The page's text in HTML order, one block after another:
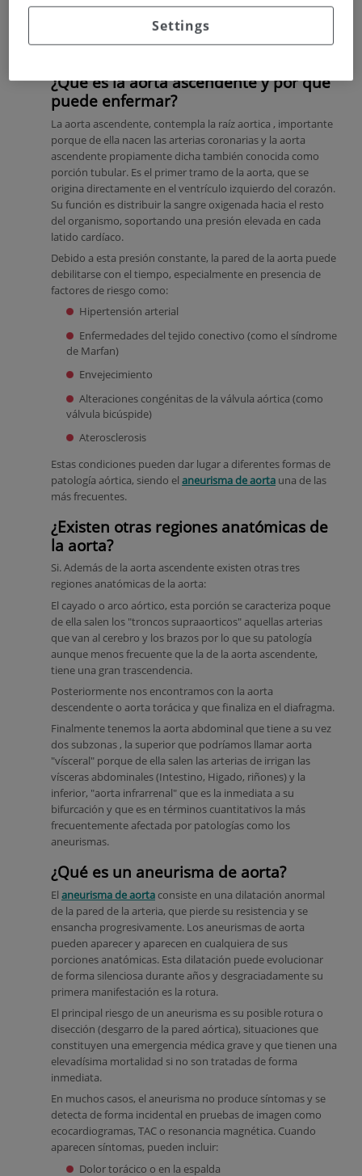
Anatómicamente la aorta se subdivide en varias regiones
¿Qué es la aorta ascendente y por qué
puede enfermar?
La aorta ascendente, contempla la raíz aortica , importante
porque de ella nacen las arterias coronarias y la aorta
ascendente propiamente dicha también conocida como
porción tubular. Es el primer tramo de la aorta, que se
origina directamente en el ventrículo izquierdo del corazón.
Su función es distribuir la sangre oxigenada hacia el resto
del organismo, soportando una presión elevada en cada
latido cardíaco.
Debido a esta presión constante, la pared de la aorta puede
debilitarse con el tiempo, especialmente en presencia de
factores de riesgo como:
Hipertensión arterial
Enfermedades del tejido conectivo (como el síndrome
de Marfan)
Envejecimiento
Alteraciones congénitas de la válvula aórtica (como
válvula bicúspide)
Aterosclerosis
Estas condiciones pueden dar lugar a diferentes formas de
patología aórtica, siendo el aneurisma de aorta una de las
más frecuentes.
¿Existen otras regiones anatómicas de
la aorta?
Si. Además de la aorta ascendente existen otras tres
regiones anatómicas de la aorta:
El cayado o arco aórtico, esta porción se caracteriza poque
de ella salen los "troncos supraaorticos" aquellas arterias
que van al cerebro y los brazos por lo que su patología
aunque menos frecuente que la de la aorta ascendente,
tiene una gran trascendencia.
Posteriormente nos encontramos con la aorta
descendente o aorta torácica y que finaliza en el diafragma.
Finalmente tenemos la aorta abdominal que tiene a su vez
dos subzonas , la superior que podríamos llamar aorta
"vísceral" porque de ella salen las arterias de irrigan las
vísceras abdominales (Intestino, Higado, riñones) y la
inferior, "aorta infrarrenal" que es la inmediata a su
bifurcación y que es en términos cuantitativos la más
frecuentemente afectada por patologías como los
aneurismas.
¿Qué es un aneurisma de aorta?
El aneurisma de aorta consiste en una dilatación anormal
de la pared de la arteria, que pierde su resistencia y se
ensancha progresivamente. Los aneurismas de aorta
pueden aparecer y aparecen en cualquiera de sus
porciones anatómicas. Esta dilatación puede evolucionar
de forma silenciosa durante años y desgraciadamente su
primera manifestación es la rotura.
El principal riesgo de un aneurisma es su posible rotura o
disección (desgarro de la pared aórtica), situaciones que
constituyen una emergencia médica grave y que tienen una
elevadísima mortalidad si no son tratadas de forma
inmediata.
En muchos casos, el aneurisma no produce síntomas y se
detecta de forma incidental en pruebas de imagen como
ecocardiogramas, TAC o resonancia magnética. Cuando
aparecen síntomas, pueden incluir:
Dolor torácico o en la espalda
Settings